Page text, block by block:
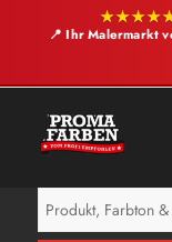
📍 Ihr Malermarkt